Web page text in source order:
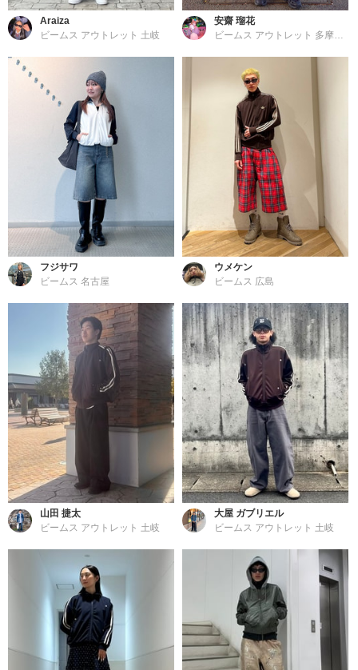
Araiza
ビームス アウトレット 土岐
安齋 瑠花
ビームス アウトレット 多摩南大沢
フジサワ
ビームス 名古屋
ウメケン
ビームス 広島
山田 捷太
ビームス アウトレット 土岐
大屋 ガブリエル
ビームス アウトレット 土岐